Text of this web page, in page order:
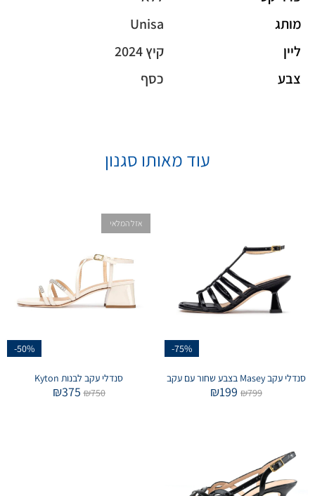
מותג
Unisa
ליין
קיץ 2024
צבע
כסף
עוד מאותו סגנון
-75%
סנדלי עקב Masey בצבע שחור עם עקב
₪799
₪199
-50%
אזל המלאי
סנדלי עקב לבנות Kyton
₪750
₪375